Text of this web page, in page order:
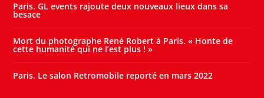
Paris. GL events rajoute deux nouveaux lieux dans sa
besace
Mort du photographe René Robert à Paris. « Honte de
cette humanité qui ne l’est plus ! »
Paris. Le salon Retromobile reporté en mars 2022